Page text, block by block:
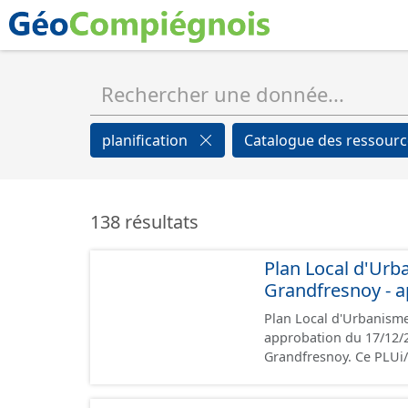
planification Catalogue des
138 résultats
Plan Local
Grandfresnoy -
Plan Local
approbation du 17/12/2024 Ce lot informe du droit à bâtir sur la
Grandfresnoy. Ce